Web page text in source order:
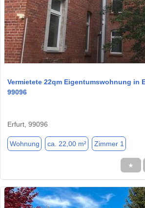
Vermietete 22qm Eigentumswohnung in
99096
Erfurt, 99096
Wohnung ca. 22,00 m² Zimmer 1
★